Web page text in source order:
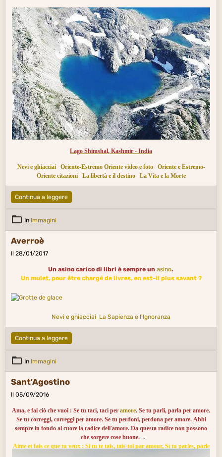
Lago Shimshal, Kashmir - India
Nevi e ghiacciai Oriente-Estremo Oriente video e foto
Oriente e Estremo-
Oriente citazioni
La libertà e il destino La Vita e la Morte
Continua a leggere
In Immagini
Averroè
Il 28/01/2017
Un asino carico di libri è sempre un asino.
Un mulet, pour être chargé de livres, en est-il plus savant ?
Nevi e ghiacciai La Sapienza e l'Ignoranza
Continua a leggere
In Immagini
Sant'Agostino
Il 05/09/2016
Ama, e fai ciò che vuoi : Se tu taci, taci per amore. Se tu parli, parla per amore.
Se tu correggi, correggi per amore. Se tu perdoni, perdona per amore. Abbi
sempre in fondo al cuore la radice dell'amore. Da questa radice non possono
che sorgere cose buone.
Aime et fais ce que tu veux : Si tu te tais, tais-toi par amour, Si tu parles, parle